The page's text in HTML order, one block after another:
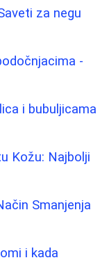
za negu
-
i bubuljicama
Kožu: Najbolji
Smanjenja
i kada